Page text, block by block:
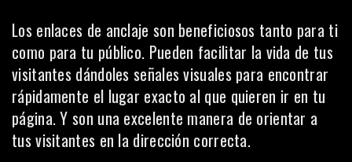
Los enlaces de anclaje son beneficiosos tanto para ti
como para tu público. Pueden facilitar la vida de tus
visitantes dándoles señales visuales para encontrar
rápidamente el lugar exacto al que quieren ir en tu
página. Y son una excelente manera de orientar a
tus visitantes en la dirección correcta.